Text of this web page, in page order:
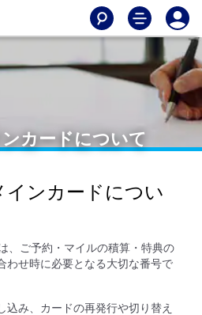
カードについて
インカードについ
、ご予約・マイルの積算・特典の
わせ時に必要となる大切な番号で
込み、カードの再発行や切り替え